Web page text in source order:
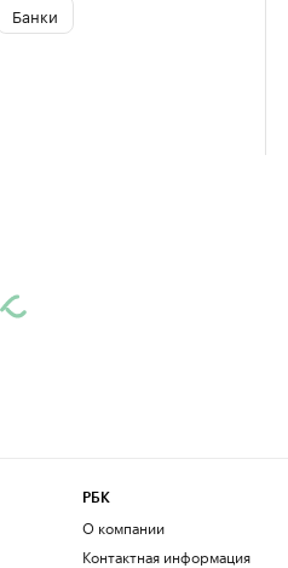
Банки
РБК
О компании
Контактная информация